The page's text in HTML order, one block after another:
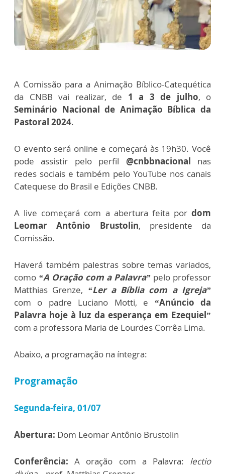
A Comissão para a Animação Bíblico-Catequética
da CNBB vai realizar, de 1 a 3 de julho, o
Seminário Nacional de Animação Bíblica da
Pastoral 2024.
O evento será online e começará às 19h30. Você
pode assistir pelo perfil @cnbbnacional nas
redes sociais e também pelo YouTube nos canais
Catequese do Brasil e Edições CNBB.
A live começará com a abertura feita por dom
Leomar Antônio Brustolin, presidente da
Comissão.
Haverá também palestras sobre temas variados,
como “A Oração com a Palavra” pelo professor
Matthias Grenze, “Ler a Bíblia com a Igreja”
com o padre Luciano Motti, e “Anúncio da
Palavra hoje à luz da esperança em Ezequiel”
com a professora Maria de Lourdes Corrêa Lima.
Abaixo, a programação na íntegra:
Programação
Segunda-feira, 01/07
Abertura: Dom Leomar Antônio Brustolin
Conferência: A oração com a Palavra: lectio